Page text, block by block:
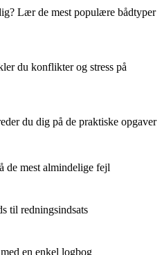
Lær de mest populære bådtyper
du konflikter og stress på
du dig på de praktiske opgaver
de mest almindelige fejl
til redningsindsats
en enkel logbog